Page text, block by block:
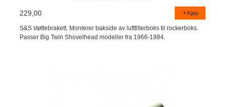
229,00 Kjøp
S&S støttebrakett. Monterer bakside av luftfilterboks til rockerboks.
Passer Big Twin Shovelhead modeller fra 1966-1984.